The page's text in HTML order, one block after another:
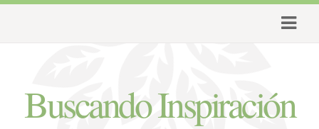
Buscando Inspiración